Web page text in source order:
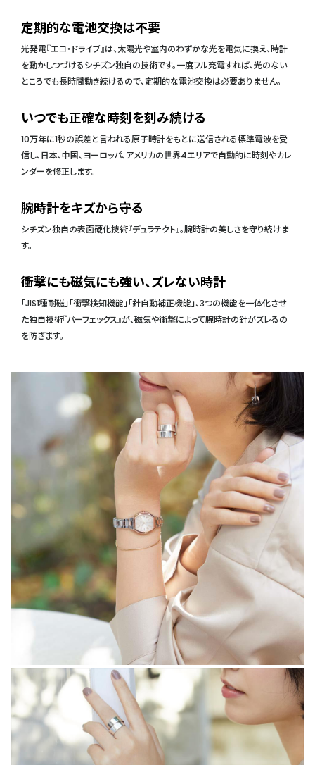
定期的な電池交換は不要
光発電『エコ・ドライブ』は、太陽光や室内のわずかな光を電気に換え、時計
を動かしつづけるシチズン独自の技術です。一度フル充電すれば、光のない
ところでも長時間動き続けるので、定期的な電池交換は必要ありません。
いつでも正確な時刻を刻み続ける
10万年に1秒の誤差と言われる原子時計をもとに送信される標準電波を受
信し、日本、中国、ヨーロッパ、アメリカの世界4エリアで自動的に時刻やカレ
ンダーを修正します。
腕時計をキズから守る
シチズン独自の表面硬化技術『デュラテクト』。腕時計の美しさを守り続けま
す。
衝撃にも磁気にも強い、ズレない時計
「JIS1種耐磁」「衝撃検知機能」「針自動補正機能」、3つの機能を一体化させ
た独自技術『パーフェックス』が、磁気や衝撃によって腕時計の針がズレるの
を防ぎます。